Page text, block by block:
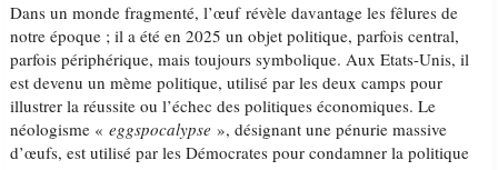
Dans un monde fragmenté, l’œuf révèle davantage les fêlures de
notre époque ; il a été en 2025 un objet politique, parfois central,
parfois périphérique, mais toujours symbolique. Aux Etats-Unis, il
est devenu un mème politique, utilisé par les deux camps pour
illustrer la réussite ou l’échec des politiques économiques. Le
néologisme «eggspocalypse », désignant une pénurie massive
d’œufs, est utilisé par les Démocrates pour condamner la politique